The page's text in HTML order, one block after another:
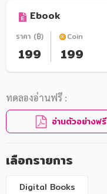
Ebook
ราคา (฿)
199
Coin
199
ทดลองอ่านฟรี :
อ่านตัวอย่างฟรี
เลือกรายการ
Digital Books